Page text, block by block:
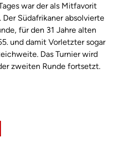
war der als Mitfavorit
Südafrikaner absolvierte
für den 31 Jahre alten
und damit Vorletzter sogar
Das Turnier wird
zweiten Runde fortsetzt.